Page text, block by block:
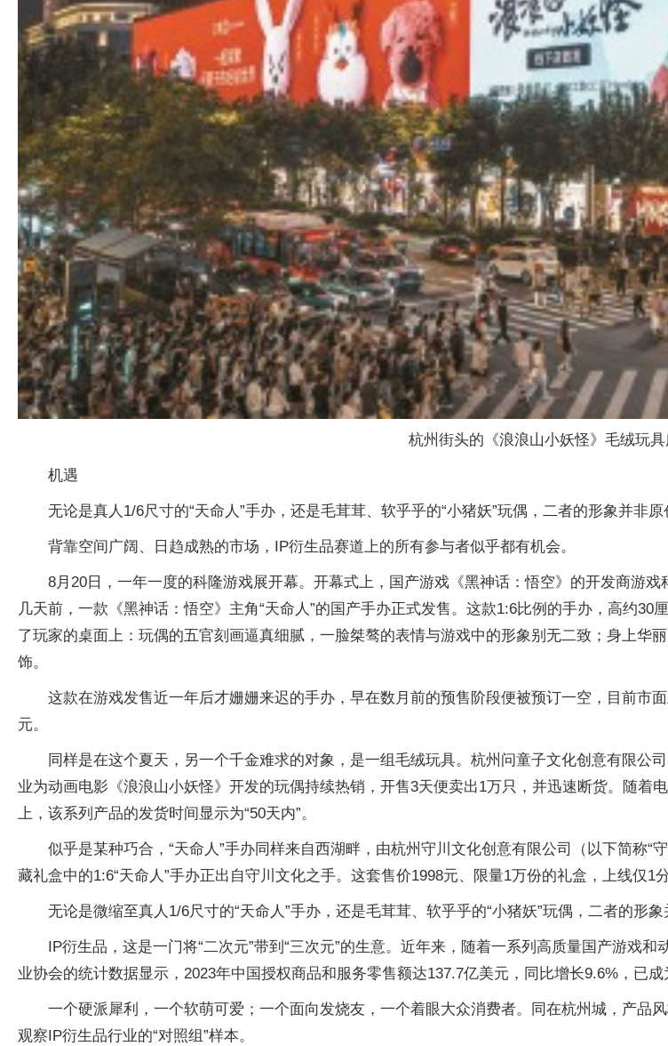
杭州街头的《浪浪山小妖怪》毛绒玩具
机遇
无论是真人1/6尺寸的“天命人”手办，还是毛茸茸、软乎乎的“小猪妖”玩偶，二者的形象并非
背靠空间广阔、日趋成熟的市场，IP衍生品赛道上的所有参与者似乎都有机会。
8月20日，一年一度的科隆游戏展开幕。开幕式上，国产游戏《黑神话：悟空》的开发商游
几天前，一款《黑神话：悟空》主角“天命人”的国产手办正式发售。这款1:6比例的手办，高约30
了玩家的桌面上：玩偶的五官刻画逼真细腻，一脸桀骜的表情与游戏中的形象别无二致；身上华
饰。
这款在游戏发售近一年后才姗姗来迟的手办，早在数月前的预售阶段便被预订一空，目前市
元。
同样是在这个夏天，另一个千金难求的对象，是一组毛绒玩具。杭州问童子文化创意有限公
业为动画电影《浪浪山小妖怪》开发的玩偶持续热销，开售3天便卖出1万只，并迅速断货。随
上，该系列产品的发货时间显示为“50天内”。
似乎是某种巧合，“天命人”手办同样来自西湖畔，由杭州守川文化创意有限公司（以下简称
藏礼盒中的1:6“天命人”手办正出自守川文化之手。这套售价1998元、限量1万份的礼盒，上线仅1
无论是微缩至真人1/6尺寸的“天命人”手办，还是毛茸茸、软乎乎的“小猪妖”玩偶，二者的形
IP衍生品，这是一门将“二次元”带到“三次元”的生意。近年来，随着一系列高质量国产游戏
业协会的统计数据显示，2023年中国授权商品和服务零售额达137.7亿美元，同比增长9.6%，已成
一个硬派犀利，一个软萌可爱；一个面向发烧友，一个着眼大众消费者。同在杭州城，产品
观察IP衍生品行业的“对照组”样本。